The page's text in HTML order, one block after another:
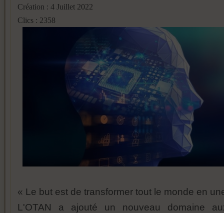
Création : 4 Juillet 2022
Clics : 2358
« Le but est de transformer tout le monde en
L'OTAN a ajouté un nouveau domaine